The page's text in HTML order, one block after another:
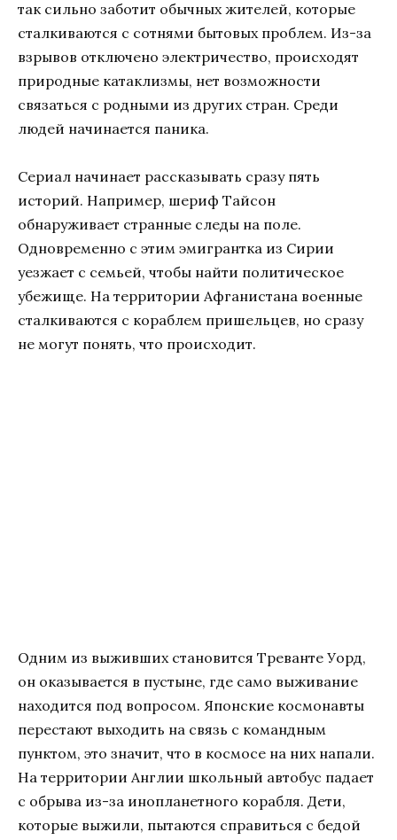
так сильно заботит обычных жителей, которые
сталкиваются с сотнями бытовых проблем. Из-за
взрывов отключено электричество, происходят
природные катаклизмы, нет возможности
связаться с родными из других стран. Среди
людей начинается паника.
Сериал начинает рассказывать сразу пять
историй. Например, шериф Тайсон
обнаруживает странные следы на поле.
Одновременно с этим эмигрантка из Сирии
уезжает с семьей, чтобы найти политическое
убежище. На территории Афганистана военные
сталкиваются с кораблем пришельцев, но сразу
не могут понять, что происходит.
Одним из выживших становится Треванте Уорд,
он оказывается в пустыне, где само выживание
находится под вопросом. Японские космонавты
перестают выходить на связь с командным
пунктом, это значит, что в космосе на них напали.
На территории Англии школьный автобус падает
с обрыва из-за инопланетного корабля. Дети,
которые выжили, пытаются справиться с бедой